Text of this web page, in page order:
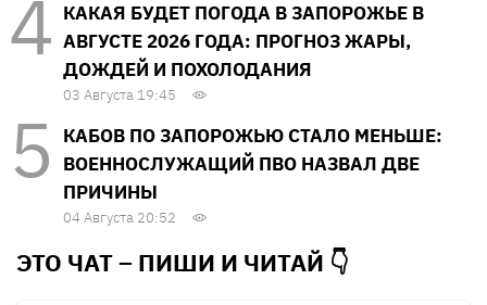
КАКАЯ БУДЕТ ПОГОДА В ЗАПОРОЖЬЕ В
АВГУСТЕ 2026 ГОДА: ПРОГНОЗ ЖАРЫ,
ДОЖДЕЙ И ПОХОЛОДАНИЯ
03 Августа 19:45
КАБОВ ПО ЗАПОРОЖЬЮ СТАЛО МЕНЬШЕ:
ВОЕННОСЛУЖАЩИЙ ПВО НАЗВАЛ ДВЕ
ПРИЧИНЫ
04 Августа 20:52
ЭТО ЧАТ – ПИШИ И ЧИТАЙ 👇